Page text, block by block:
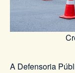
A Defensoria